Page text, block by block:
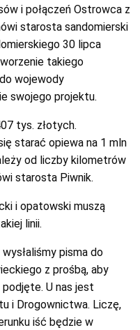
i połączeń Ostrowca z
starosta sandomierski
30 lipca
takiego
wojewody
swojego projektu.
tys. złotych.
starać opiewa na 1 mln
od liczby kilometrów
starosta Piwnik.
i opatowski muszą
linii.
pisma do
z prośbą, aby
U nas jest
i Drogownictwa. Liczę,
iść będzie w